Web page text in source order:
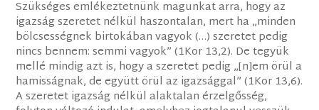
Szükséges emlékeztetnünk magunkat arra, hogy az
igazság szeretet nélkül haszontalan, mert ha „minden
bölcsességnek birtokában vagyok (…) szeretet pedig
nincs bennem: semmi vagyok” (1Kor 13,2). De tegyük
mellé mindig azt is, hogy a szeretet pedig „[n]em örül a
hamisságnak, de együtt örül az igazsággal” (1Kor 13,6).
A szeretet igazság nélkül alaktalan érzelgősség,